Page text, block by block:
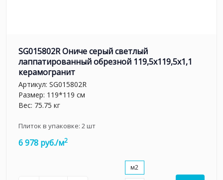
SG015802R Ониче серый светлый
лаппатированный обрезной 119,5x119,5x1,1
керамогранит
Артикул: SG015802R
Размер: 119*119 см
Вес: 75.75 кг
Плиток в упаковке: 2шт
6 978 руб./м2
м2